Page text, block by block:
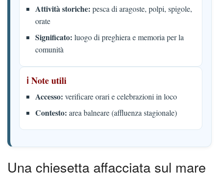
Attività storiche: pesca di aragoste, polpi, spigole,
orate
Significato: luogo di preghiera e memoria per la
comunità
ℹ️ Note utili
Accesso: verificare orari e celebrazioni in loco
Contesto: area balneare (affluenza stagionale)
Una chiesetta affacciata sul mare